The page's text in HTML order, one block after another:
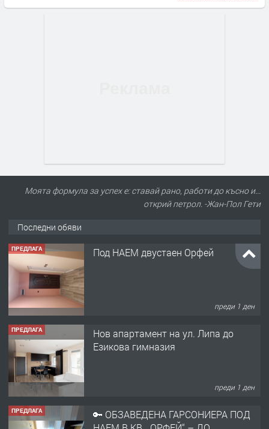
Моята формула за успех е: ставай рано, работи до късно и...
открий петрол. -Жан-Пол Гети
Последни обяви
ПРЕДЛАГА
Нов апартамент на ул. Липа до
преди 1 ден
ПРЕДЛАГА
🔑 ОБЗАВЕДЕНА ГАРСОНИЕРА ПОД
НАЕМ В КВ. „ОРФЕЙ“ – ДО
преди 2 дни
ПРЕДЛАГА
НАПЪЛНО ОБЗАВЕДЕН И